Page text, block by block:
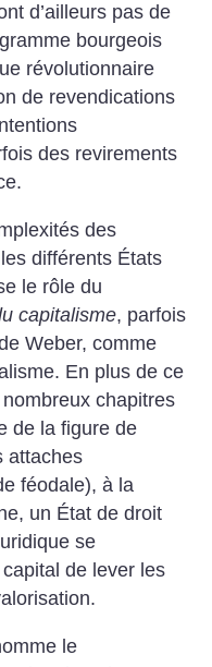
d’ailleurs pas de
bourgeois
révolutionnaire
de revendications
des revirements
des
différents États
le rôle du
capitalisme, parfois
Weber, comme
En plus de ce
chapitres
de la figure de
attaches
féodale), à la
un État de droit
se
de lever les
le